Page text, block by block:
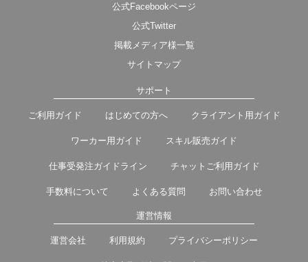
公式Facebookページ
公式Twitter
掲載メディア様一覧
サイトマップ
サポート
ご利用ガイド はじめての方へ クライアント用ガイド
ワーカー用ガイド スキル販売ガイド
仕事受発注ガイドライン チャットご利用ガイド
手数料について よくある質問 お問い合わせ
運営情報
運営会社 利用規約 プライバシーポリシー